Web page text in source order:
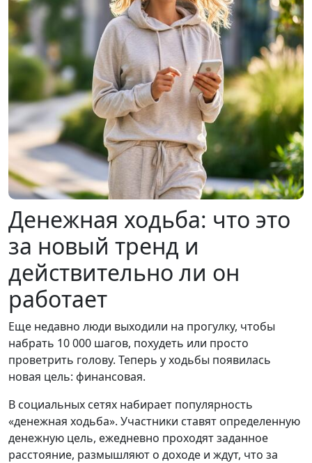
Денежная ходьба: что это
за новый тренд и
действительно ли он
работает
Еще недавно люди выходили на прогулку, чтобы
набрать 10 000 шагов, похудеть или просто
проветрить голову. Теперь у ходьбы появилась
новая цель: финансовая.
В социальных сетях набирает популярность
«денежная ходьба». Участники ставят определенную
денежную цель, ежедневно проходят заданное
расстояние, размышляют о доходе и ждут, что за